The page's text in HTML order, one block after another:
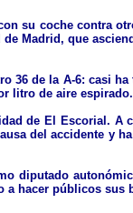
su coche contra
Madrid, que
36 de la A-6: casi
litro de aire espirado.
de El Escorial. A
del accidente y
diputado
a hacer públicos